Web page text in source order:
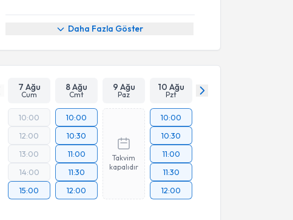
Daha Fazla Göster
7 Ağu
Cum
8 Ağu
Cmt
9 Ağu
Paz
10 Ağu
Pzt
10:00
12:00
13:00
14:00
15:00
10:00
10:30
11:00
11:30
12:00
Takvim
kapalıdır
10:00
10:30
11:00
11:30
12:00